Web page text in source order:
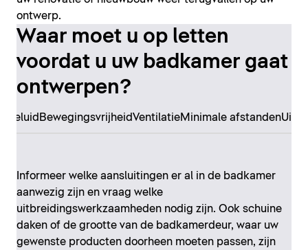
ontwerp.
Waar moet u op letten
voordat u uw badkamer gaat
ontwerpen?
Geluid BewegingsvrijheidVentilatieMinimale afstanden
Informeer welke aansluitingen er al in de badkamer
aanwezig zijn en vraag welke
uitbreidingswerkzaamheden nodig zijn. Ook schuine
daken of de grootte van de badkamerdeur, waar uw
gewenste producten doorheen moeten passen, zijn